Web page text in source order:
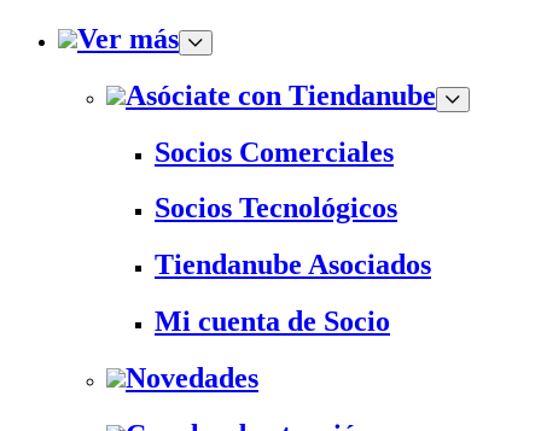
Ver más
Asóciate con Tiendanube
Socios Comerciales
Socios Tecnológicos
Tiendanube Asociados
Mi cuenta de Socio
Novedades